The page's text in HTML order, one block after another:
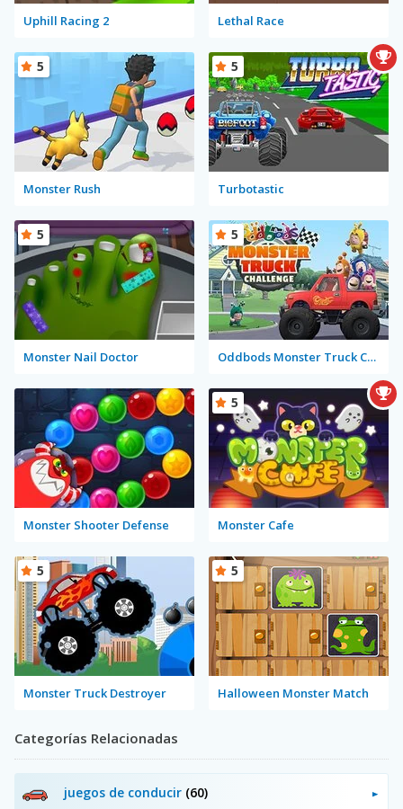
Uphill Racing 2 Lethal Race
Monster Rush
5
Turbotastic
5
Monster Nail Doctor
5
Oddbods Monster Truck Challenge
5
Monster Shooter Defense Monster Cafe
5
Monster Truck Destroyer
5
Halloween Monster Match
5
Categorías Relacionadas
juegos de conducir (60)